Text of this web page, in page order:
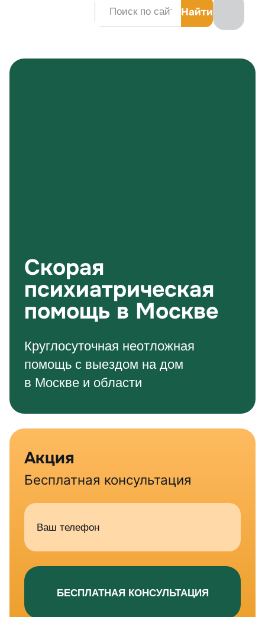
Скорая
психиатрическая
помощь в Москве
Круглосуточная неотложная
помощь с выездом на дом
в Москве и области
Акция
Бесплатная консультация